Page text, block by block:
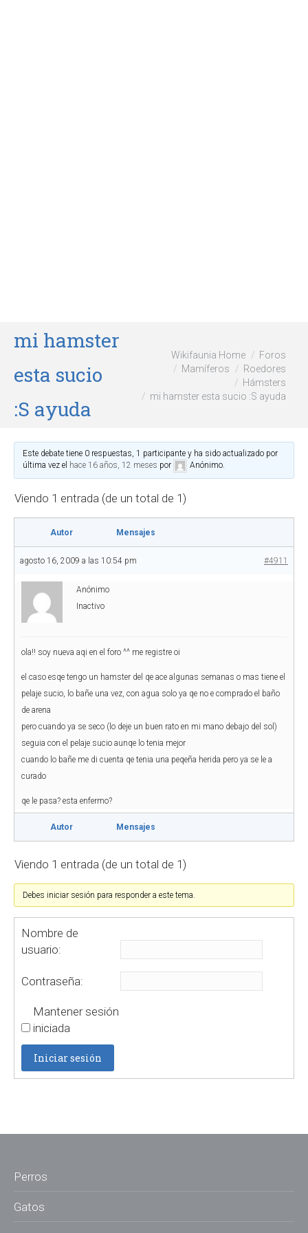
mi hamster
esta sucio
:S ayuda
Wikifaunia Home
Foros
Mamíferos
Roedores
Hámsters
mi hamster esta sucio :S ayuda
Este debate tiene 0 respuestas, 1 participante y ha sido actualizado por
última vez el hace 16 años, 12 meses por Anónimo.
Viendo 1 entrada (de un total de 1)
Autor Mensajes
agosto 16, 2009 a las 10:54 pm #4911
Anónimo
Inactivo
ola!! soy nueva aqi en el foro ^^ me registre oi
el caso esqe tengo un hamster del qe ace algunas semanas o mas tiene el
pelaje sucio, lo bañe una vez, con agua solo ya qe no e comprado el baño
de arena
pero cuando ya se seco (lo deje un buen rato en mi mano debajo del sol)
seguia con el pelaje sucio aunqe lo tenia mejor
cuando lo bañe me di cuenta qe tenia una peqeña herida pero ya se le a
curado
qe le pasa? esta enfermo?
Autor Mensajes
Viendo 1 entrada (de un total de 1)
Debes iniciar sesión para responder a este tema.
Nombre de
usuario:
Contraseña:
Mantener sesión
iniciada
Iniciar sesión
Perros
Gatos